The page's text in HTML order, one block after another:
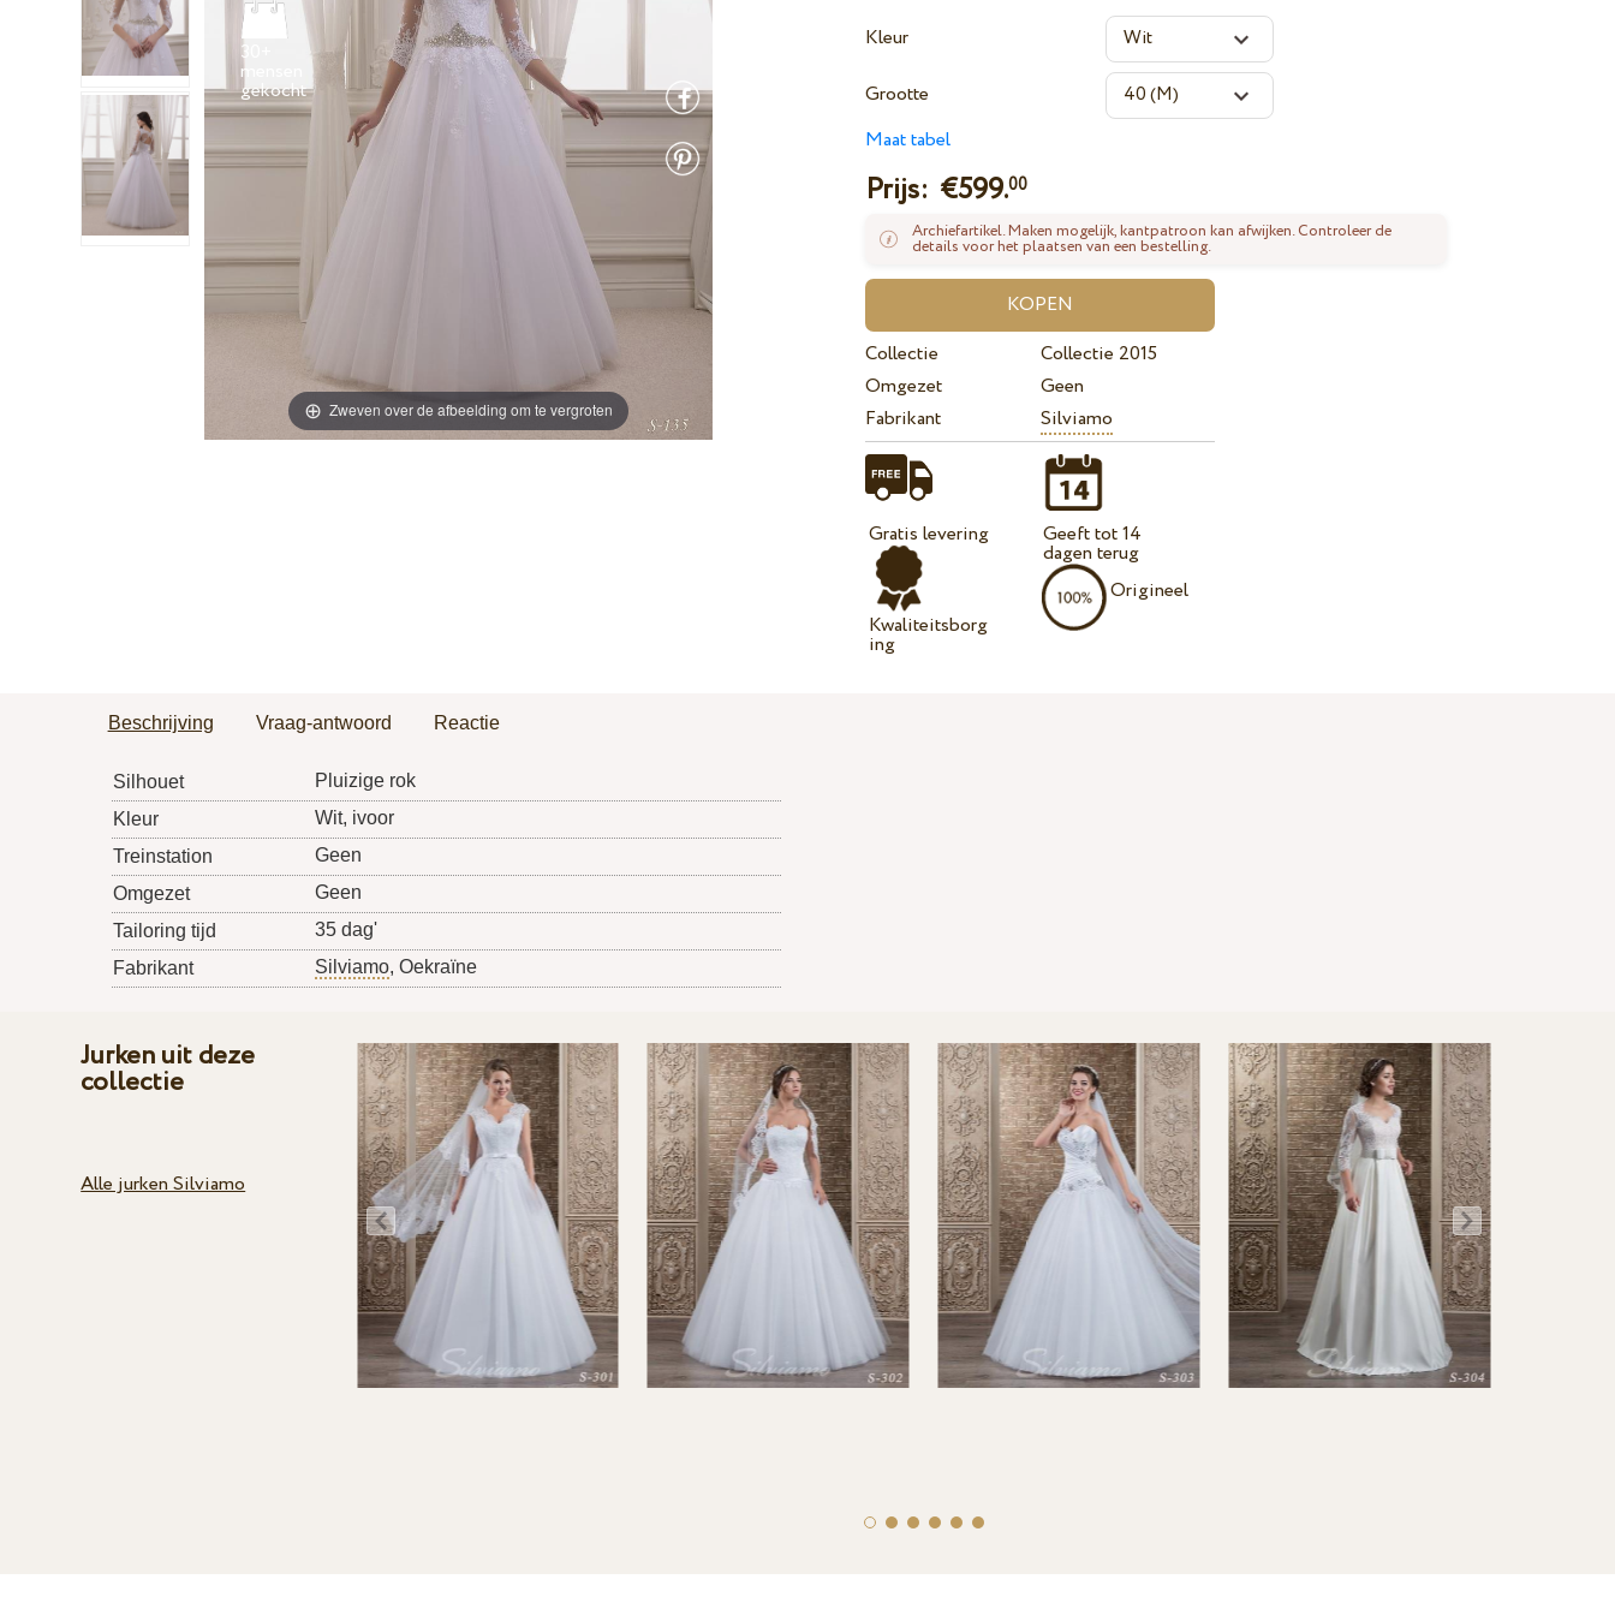
Zweven over de afbeelding om te vergroten
30+
mensen
gekocht
Kleur
Grootte
Maat tabel
Prijs: €599.00
Archiefartikel. Maken mogelijk, kantpatroon kan afwijken. Controleer de
details voor het plaatsen van een bestelling.
Collectie
Collectie 2015
Omgezet
Geen
Fabrikant
Silviamo
Gratis levering
Kwaliteitsborg
ing
Geeft tot 14
dagen terug
Origineel
Beschrijving Vraag-antwoord Reactie
Silhouet
Pluizige rok
Kleur
Wit, ivoor
Treinstation
Geen
Omgezet
Geen
Tailoring tijd
35 dag'
Fabrikant
Silviamo, Oekraïne
Jurken uit deze
collectie
Alle jurken Silviamo